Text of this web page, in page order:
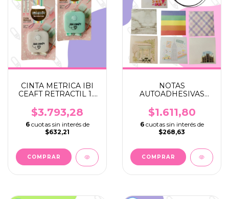
CINTA METRICA IBI
CEAFT RETRACTIL 1.5
$3.793,28
6 cuotas sin interés de
$632,21
COMPRAR
NOTAS
AUTOADHESIVAS
$1.611,80
6 cuotas sin interés de
$268,63
COMPRAR